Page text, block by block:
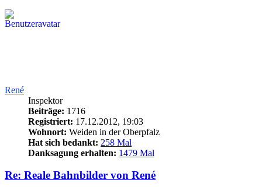
René
Inspektor
Beiträge: 1716
Registriert: 17.12.2012, 19:03
Wohnort: Weiden in der Oberpfalz
Hat sich bedankt: 258 Mal
Danksagung erhalten: 1479 Mal
Re: Reale Bahnbilder von René